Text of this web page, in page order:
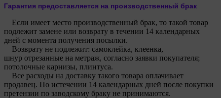
Гарантия предоставляется на производственный брак
Если имеет место производственный брак, то такой товар
подлежит замене или возврату в течении 14 календарных
дней с момента получения посылки.
Возврату не подлежит: самоклейка, клеенка,
шнур отрезанные на метраж, согласно заявки покупателя;
потолочные карнизы, плинтуса.
Все расходы на доставку такого товара оплачивает
продавец. По истечении 14 календарных дней после покупки
претензии по заводскому браку не принимаются.